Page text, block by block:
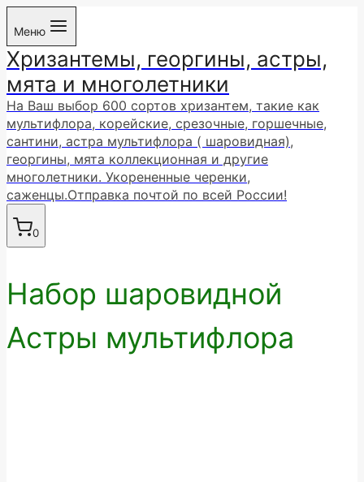
Перейти
содержимому
Меню
Хризантемы, георгины, астры,
мята и многолетники
На Ваш выбор 600 сортов хризантем, такие как
мультифлора, корейские, срезочные, горшечные,
сантини, астра мультифлора ( шаровидная),
георгины, мята коллекционная и другие
многолетники. Укорененные черенки,
саженцы.Отправка почтой по всей России!
0
Набор шаровидной
Астры мультифлора